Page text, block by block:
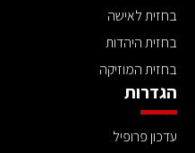
בחזית לאישה
בחזית היהדות
בחזית המוזיקה
הגדרות
עדכון פרופיל